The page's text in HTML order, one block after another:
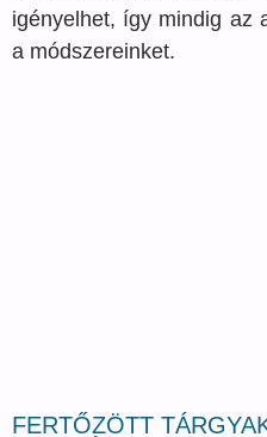
igényelhet, így mindig az
a módszereinket.
FERTŐZÖTT